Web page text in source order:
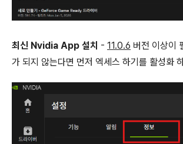
최신 Nvidia App 설치 - 11.0.6 버전 이상이
가 되지 않는다면 먼저 엑세스 하기를 활성화